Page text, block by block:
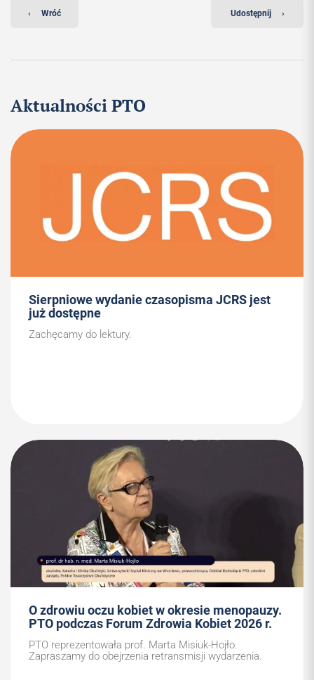
‹ Wróć Udostępnij ›
Aktualności PTO
Sierpniowe wydanie czasopisma JCRS jest
już dostępne
Zachęcamy do lektury.
O zdrowiu oczu kobiet w okresie menopauzy.
PTO podczas Forum Zdrowia Kobiet 2026 r.
PTO reprezentowała prof. Marta Misiuk-Hojło.
Zapraszamy do obejrzenia retransmisji wydarzenia.